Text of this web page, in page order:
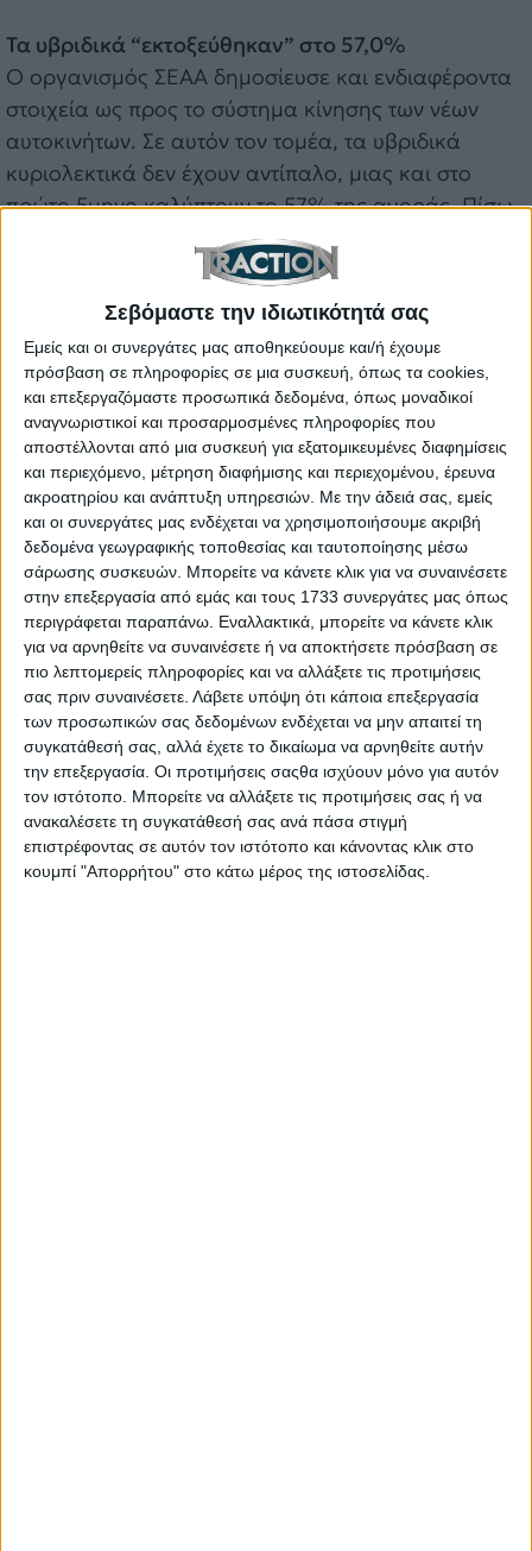
Σεβόμαστε την ιδιωτικότητά σας
Εμείς και οι συνεργάτες μας αποθηκεύουμε και/ή έχουμε
πρόσβαση σε πληροφορίες σε μια συσκευή, όπως τα cookies,
και επεξεργαζόμαστε προσωπικά δεδομένα, όπως μοναδικοί
αναγνωριστικοί και προσαρμοσμένες πληροφορίες που
αποστέλλονται από μια συσκευή για εξατομικευμένες διαφημίσεις
και περιεχόμενο, μέτρηση διαφήμισης και περιεχομένου, έρευνα
ακροατηρίου και ανάπτυξη υπηρεσιών. Με την άδειά σας, εμείς
και οι συνεργάτες μας ενδέχεται να χρησιμοποιήσουμε ακριβή
δεδομένα γεωγραφικής τοποθεσίας και ταυτοποίησης μέσω
σάρωσης συσκευών. Μπορείτε να κάνετε κλικ για να συναινέσετε
στην επεξεργασία από εμάς και τους 1733 συνεργάτες μας όπως
περιγράφεται παραπάνω. Εναλλακτικά, μπορείτε να κάνετε κλικ
για να αρνηθείτε να συναινέσετε ή να αποκτήσετε πρόσβαση σε
πιο λεπτομερείς πληροφορίες και να αλλάξετε τις προτιμήσεις
σας πριν συναινέσετε. Λάβετε υπόψη ότι κάποια επεξεργασία
των προσωπικών σας δεδομένων ενδέχεται να μην απαιτεί τη
συγκατάθεσή σας, αλλά έχετε το δικαίωμα να αρνηθείτε αυτήν
την επεξεργασία. Οι προτιμήσεις σαςθα ισχύουν μόνο για αυτόν
τον ιστότοπο. Μπορείτε να αλλάξετε τις προτιμήσεις σας ή να
ανακαλέσετε τη συγκατάθεσή σας ανά πάσα στιγμή
επιστρέφοντας σε αυτόν τον ιστότοπο και κάνοντας κλικ στο
κουμπί "Απορρήτου" στο κάτω μέρος της ιστοσελίδας.
Τα υβριδικά “εκτοξεύθηκαν” στο 57,0%
Ο οργανισμός ΣΕΑΑ δημοσίευσε και ενδιαφέροντα
στοιχεία ως προς το σύστημα κίνησης των νέων
αυτοκινήτων. Σε αυτόν τον τομέα, τα υβριδικά
κυριολεκτικά δεν έχουν αντίπαλο, μιας και στο
πρώτο 5μηνο καλύπτουν το 57% της αγοράς. Πίσω
τους συναντάμε τα αμιγώς βενζινοκίνητα με 25,4%.
Οριακή αύξηση μόλις 0,7% καταγράφεται στα
αμιγώς ηλεκτρικά μοντέλα, ενώ το μερίδιο αγοράς
των diesel έχει πέσει στο 2,8%, λογικό μιας και
πλέον οι διαθέσιμες επιλογές είναι… μετρημένες!
Σχεδόν 7 στα 10 νέα αυτοκίνητα είναι SUV
Όσον αφορά τώρα στις κατηγορίες, τα SUV
ανεξαρτήτου αμαξώματος έχουν φτάσει στο
“σαρωτικό” 66,6%. Η πιο δημοφιλής κατηγορία
στην Ελλάδα είναι τα B-SUV (μερίδιο αγοράς